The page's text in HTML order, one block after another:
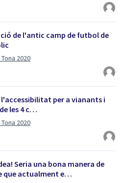
de l'antic camp de futbol de
2020
per a vianants i
les 4 c…
2020
Seria una bona manera de
que actualment e…